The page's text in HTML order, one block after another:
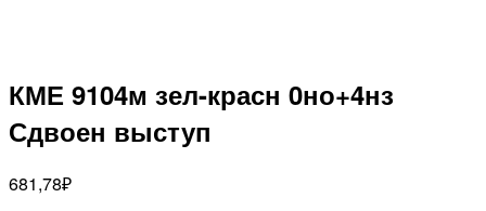
КМЕ 9104м зел-красн 0но+4нз
Сдвоен выступ
681,78₽